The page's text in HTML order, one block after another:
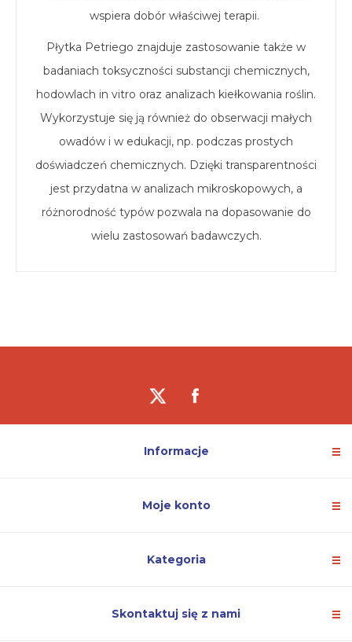
wspiera dobór właściwej terapii.
Płytka Petriego znajduje zastosowanie także w
badaniach toksyczności substancji chemicznych,
hodowlach in vitro oraz analizach kiełkowania roślin.
Wykorzystuje się ją również do obserwacji małych
owadów i w edukacji, np. podczas prostych
doświadczeń chemicznych. Dzięki transparentności
jest przydatna w analizach mikroskopowych, a
różnorodność typów pozwala na dopasowanie do
wielu zastosowań badawczych.
Informacje
Moje konto
Kategoria
Skontaktuj się z nami